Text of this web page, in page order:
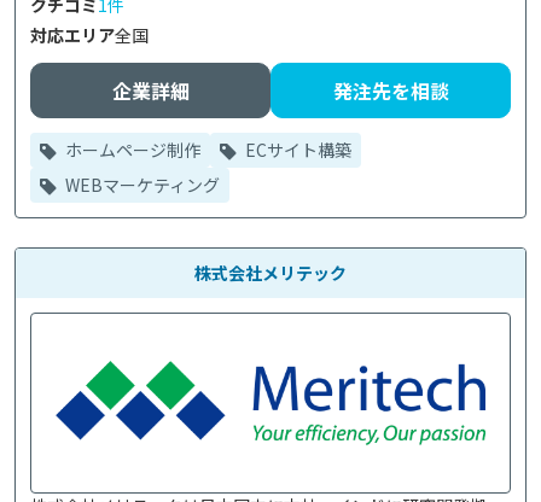
クチコミ1件
対応エリア全国
企業詳細 発注先を相談
ホームページ制作
ECサイト構築
WEBマーケティング
株式会社メリテック